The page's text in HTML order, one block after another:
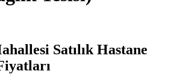
Satılık Hastane